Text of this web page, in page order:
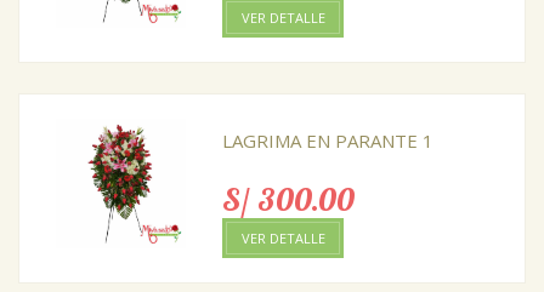
VER DETALLE
LAGRIMA EN PARANTE 1
S/ 300.00
VER DETALLE